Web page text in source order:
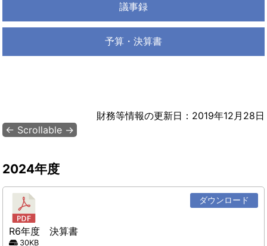
議事録
予算・決算書
財務等情報の更新日：2019年12月28日
2024年度
R6年度 決算書
30KB
ダウンロード